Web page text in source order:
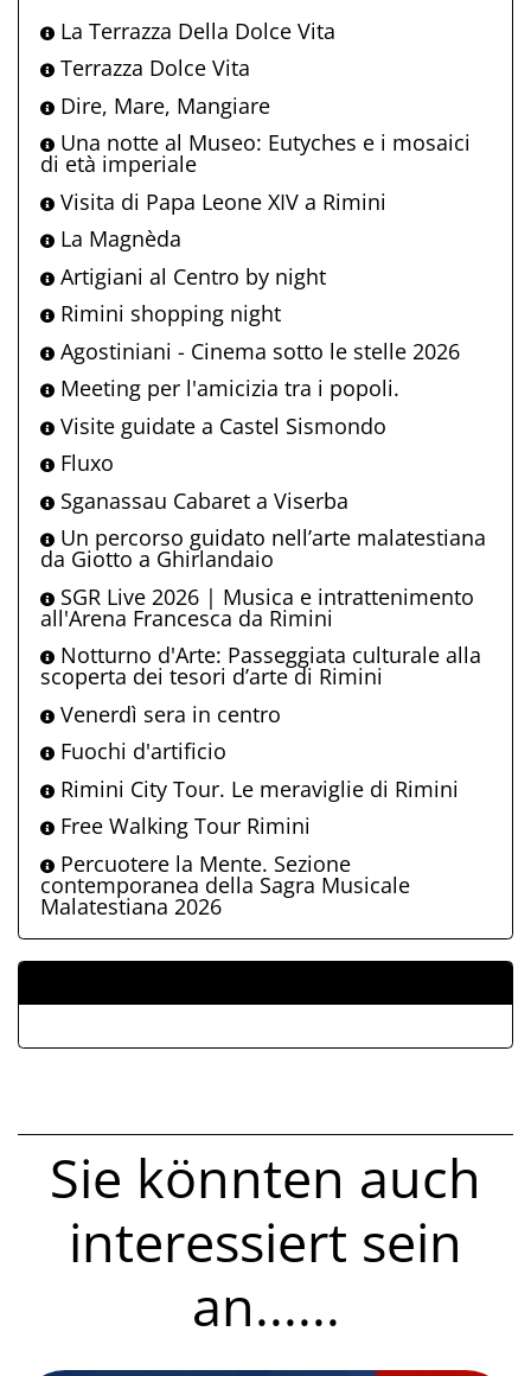
La Terrazza Della Dolce Vita
Terrazza Dolce Vita
Dire, Mare, Mangiare
Una notte al Museo: Eutyches e i mosaici
di età imperiale
Visita di Papa Leone XIV a Rimini
La Magnèda
Artigiani al Centro by night
Rimini shopping night
Agostiniani - Cinema sotto le stelle 2026
Meeting per l'amicizia tra i popoli.
Visite guidate a Castel Sismondo
Fluxo
Sganassau Cabaret a Viserba
Un percorso guidato nell’arte malatestiana
da Giotto a Ghirlandaio
SGR Live 2026 | Musica e intrattenimento
all'Arena Francesca da Rimini
Notturno d'Arte: Passeggiata culturale alla
scoperta dei tesori d’arte di Rimini
Venerdì sera in centro
Fuochi d'artificio
Rimini City Tour. Le meraviglie di Rimini
Free Walking Tour Rimini
Percuotere la Mente. Sezione
contemporanea della Sagra Musicale
Malatestiana 2026
Sie könnten auch
interessiert sein
an......